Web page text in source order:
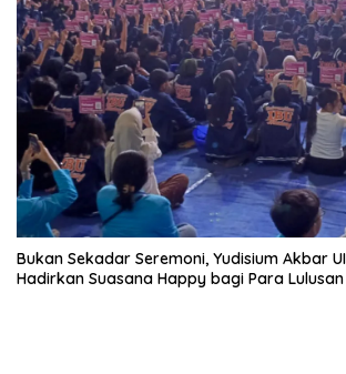
Bukan Sekadar Seremoni, Yudisium Akbar
Hadirkan Suasana Happy bagi Para Lulusan